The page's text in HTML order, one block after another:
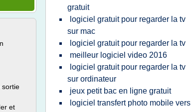
sortie
et
gratuit
logiciel gratuit pour regarder la tv
sur mac
logiciel gratuit pour regarder la tv
meilleur logiciel video 2016
logiciel gratuit pour regarder la tv
sur ordinateur
jeux petit bac en ligne gratuit
logiciel transfert photo mobile vers